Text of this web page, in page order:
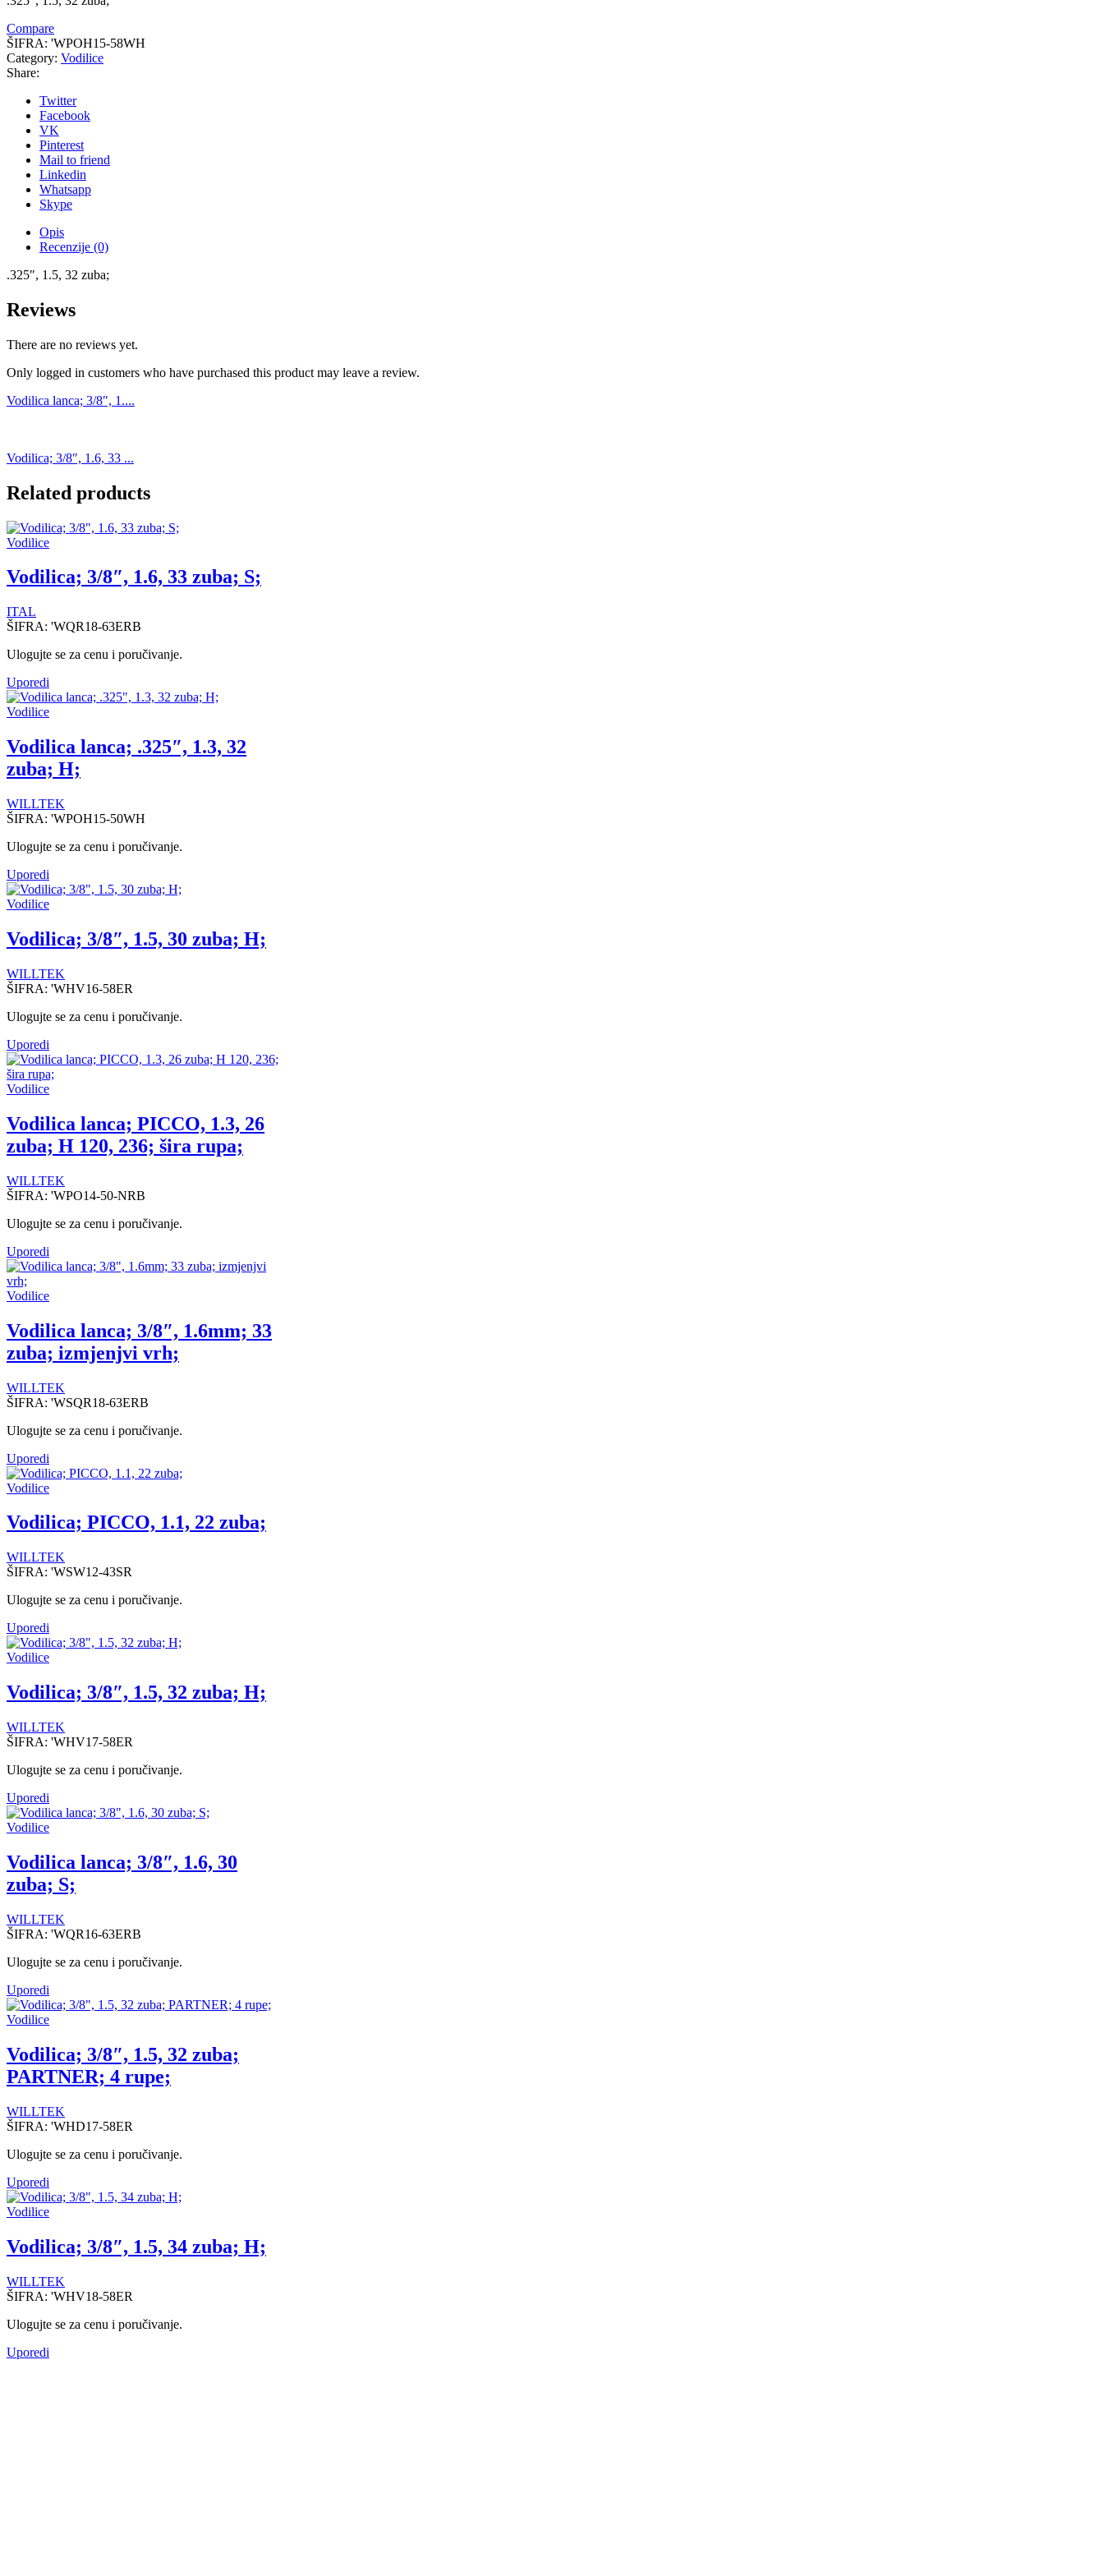
Compare
ŠIFRA: 'WPOH15-58WH
Category: Vodilice
Share:
Twitter
Facebook
VK
Pinterest
Mail to friend
Linkedin
Whatsapp
Skype
Opis
Recenzije (0)
.325″, 1.5, 32 zuba;
Reviews
There are no reviews yet.
Only logged in customers who have purchased this product may leave a review.
Vodilica lanca; 3/8″, 1....
Vodilica; 3/8″, 1.6, 33 ...
Related products
Vodilice
Vodilica; 3/8″, 1.6, 33 zuba; S;
ITAL
ŠIFRA: 'WQR18-63ERB
Ulogujte se za cenu i poručivanje.
Uporedi
Vodilice
Vodilica lanca; .325″, 1.3, 32
zuba; H;
WILLTEK
ŠIFRA: 'WPOH15-50WH
Ulogujte se za cenu i poručivanje.
Uporedi
Vodilice
Vodilica; 3/8″, 1.5, 30 zuba; H;
WILLTEK
ŠIFRA: 'WHV16-58ER
Ulogujte se za cenu i poručivanje.
Uporedi
Vodilice
Vodilica lanca; PICCO, 1.3, 26
zuba; H 120, 236; šira rupa;
WILLTEK
ŠIFRA: 'WPO14-50-NRB
Ulogujte se za cenu i poručivanje.
Uporedi
Vodilice
Vodilica lanca; 3/8″, 1.6mm; 33
zuba; izmjenjvi vrh;
WILLTEK
ŠIFRA: 'WSQR18-63ERB
Ulogujte se za cenu i poručivanje.
Uporedi
Vodilice
Vodilica; PICCO, 1.1, 22 zuba;
WILLTEK
ŠIFRA: 'WSW12-43SR
Ulogujte se za cenu i poručivanje.
Uporedi
Vodilice
Vodilica; 3/8″, 1.5, 32 zuba; H;
WILLTEK
ŠIFRA: 'WHV17-58ER
Ulogujte se za cenu i poručivanje.
Uporedi
Vodilice
Vodilica lanca; 3/8″, 1.6, 30
zuba; S;
WILLTEK
ŠIFRA: 'WQR16-63ERB
Ulogujte se za cenu i poručivanje.
Uporedi
Vodilice
Vodilica; 3/8″, 1.5, 32 zuba;
PARTNER; 4 rupe;
WILLTEK
ŠIFRA: 'WHD17-58ER
Ulogujte se za cenu i poručivanje.
Uporedi
Vodilice
Vodilica; 3/8″, 1.5, 34 zuba; H;
WILLTEK
ŠIFRA: 'WHV18-58ER
Ulogujte se za cenu i poručivanje.
Uporedi